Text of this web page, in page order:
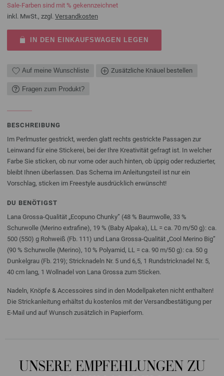
Sale-Farben sind mit % gekennzeichnet
inkl. MwSt., zzgl. Versandkosten
IN DEN EINKAUFSWAGEN LEGEN
Auf meine Wunschliste Zusätzliche Knäuel bestellen
Fragen zum Produkt?
BESCHREIBUNG
Im Perlmuster gestrickt, werden glatt rechts gestrickte Passagen zur
Leinwand für eine Stickerei, bei der Ihre Kreativität gefragt ist. In welcher
Farbe Sie sticken, ob nur vorne oder auch hinten, ob üppig oder reduzierter,
bleibt Ihnen überlassen. Das Schema im Anleitungsteil ist nur ein
Vorschlag, sticken im Freestyle ausdrücklich erwünscht!
DU BENÖTIGST
Lana Grossa-Qualität „Ecopuno Chunky” (48 % Baumwolle, 33 %
Schurwolle (Merino extrafine), 19 % (Baby Alpaka), LL = ca. 70 m/50 g): ca.
500 (550) g Rohweiß (Fb. 111) und Lana Grossa-Qualität „Cool Merino Big”
(90 % Schurwolle (Merino), 10 % Polyamid, LL = ca. 90 m/50 g): ca. 50 g
Dunkelgrau (Fb. 219); Stricknadeln Nr. 5 und 6,5, 1 Rundstricknadel Nr. 5,
40 cm lang, 1 Wollnadel von Lana Grossa zum Sticken.
Nadeln, Knöpfe & Accessoires sind in den Modellpaketen nicht enthalten!
Die Strickanleitung erhältst du kostenlos mit der Versandbestätigung per
E-Mail und auf Wunsch zusätzlich in Papierform.
UNSERE EMPFEHLUNGEN ZU